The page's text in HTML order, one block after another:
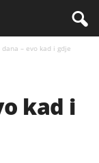
– evo kad i gdje
kad i